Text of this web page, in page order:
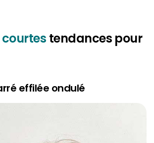
tendances pour
effilée ondulé